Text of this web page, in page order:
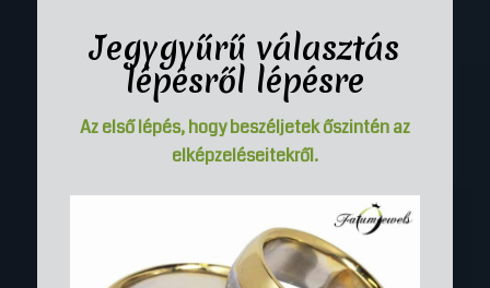
Jegygyűrű választás
lépésről lépésre
Az első lépés, hogy beszéljetek őszintén az
elképzeléseitekről.